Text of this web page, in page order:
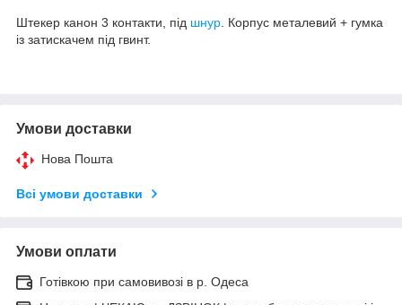
Штекер канон 3 контакти, під шнур . Корпус металевий + гумка
із затискачем під гвинт.
Умови доставки
Нова Пошта
Всі умови доставки
Умови оплати
Готівкою при самовивозі в р. Одеса